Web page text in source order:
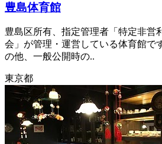
豊島体育館
豊島区所有、指定管理者「特定非営
会」が管理・運営している体育館で
の他、一般公開時の..
東京都